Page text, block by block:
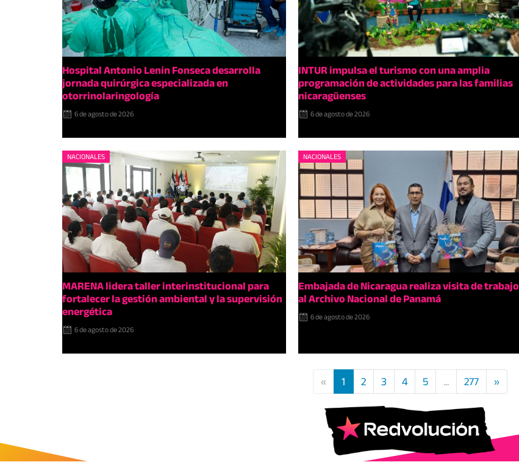
Hospital Antonio Lenín Fonseca desarrolla
jornada quirúrgica especializada en
otorrinolaringología
6 de agosto de 2026
INTUR impulsa el turismo con una amplia
programación de actividades para las familias
nicaragüenses
6 de agosto de 2026
NACIONALES
MARENA lidera taller interinstitucional para
fortalecer la gestión ambiental y la supervisión
energética
6 de agosto de 2026
NACIONALES
Embajada de Nicaragua realiza visita de trabajo
al Archivo Nacional de Panamá
6 de agosto de 2026
« 1 2 3 4 5 ... 277 »